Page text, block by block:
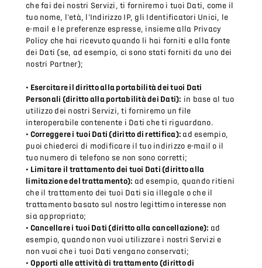
che fai dei nostri Servizi, ti forniremo i tuoi Dati, come il
tuo nome, l'età, l'Indirizzo IP, gli Identificatori Unici, le
e-mail e le preferenze espresse, insieme alla Privacy
Policy che hai ricevuto quando li hai forniti e alla fonte
dei Dati (se, ad esempio, ci sono stati forniti da uno dei
nostri Partner);
• Esercitare il diritto alla portabilità dei tuoi Dati
Personali (diritto alla portabilità dei Dati): in base al tuo
utilizzo dei nostri Servizi, ti forniremo un file
interoperabile contenente i Dati che ti riguardano.
• Correggere i tuoi Dati (diritto di rettifica): ad esempio,
puoi chiederci di modificare il tuo indirizzo e-mail o il
tuo numero di telefono se non sono corretti;
• Limitare il trattamento dei tuoi Dati (diritto alla
limitazione del trattamento): ad esempio, quando ritieni
che il trattamento dei tuoi Dati sia illegale o che il
trattamento basato sul nostro legittimo interesse non
sia appropriato;
• Cancellare i tuoi Dati (diritto alla cancellazione): ad
esempio, quando non vuoi utilizzare i nostri Servizi e
non vuoi che i tuoi Dati vengano conservati;
• Opporti alle attività di trattamento (diritto di